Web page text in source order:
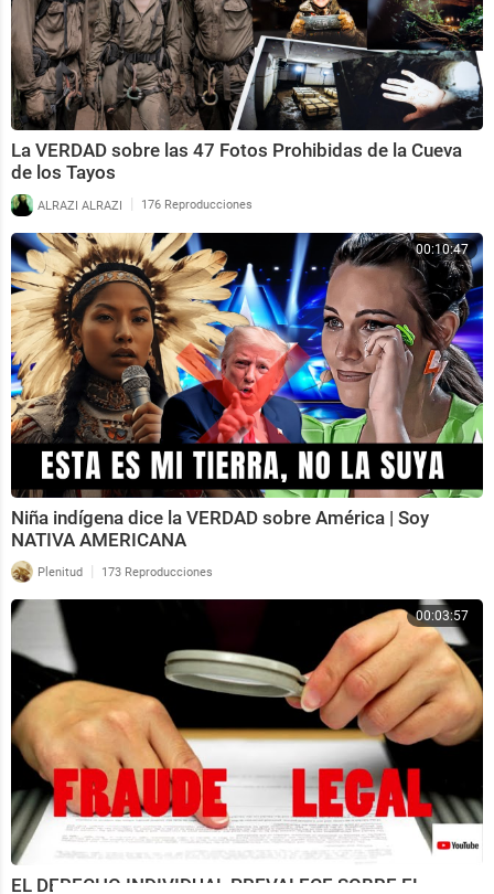
La VERDAD sobre las 47 Fotos Prohibidas de la Cueva
de los Tayos
ALRAZI ALRAZI | 176 Reproducciones
00:10:47
Niña indígena dice la VERDAD sobre América | Soy
NATIVA AMERICANA
Plenitud | 173 Reproducciones
00:03:57
EL DERECHO INDIVIDUAL PREVALECE SOBRE EL